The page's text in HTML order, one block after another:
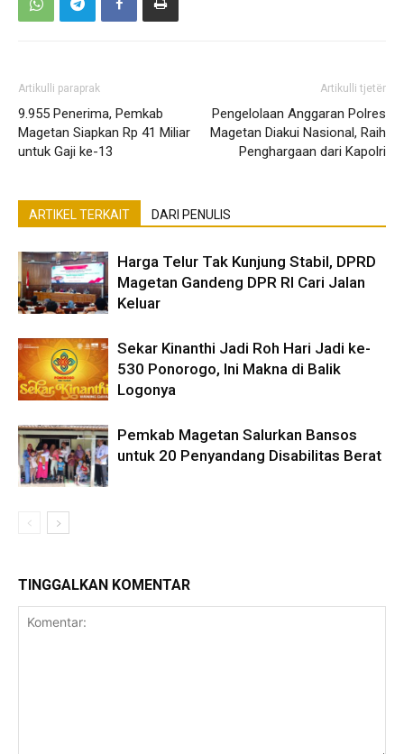
Artikulli paraprak
9.955 Penerima, Pemkab
Magetan Siapkan Rp 41 Miliar
untuk Gaji ke-13
Artikulli tjetër
Pengelolaan Anggaran Polres
Magetan Diakui Nasional, Raih
Penghargaan dari Kapolri
ARTIKEL TERKAIT DARI PENULIS
Harga Telur Tak Kunjung Stabil, DPRD
Magetan Gandeng DPR RI Cari Jalan
Keluar
Sekar Kinanthi Jadi Roh Hari Jadi ke-
530 Ponorogo, Ini Makna di Balik
Logonya
Pemkab Magetan Salurkan Bansos
untuk 20 Penyandang Disabilitas Berat
TINGGALKAN KOMENTAR